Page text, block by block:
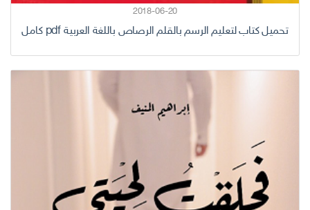
2018-06-20
تحميل كتاب لتعليم الرسم بالقلم الرصاص باللغة العربية pdf كامل